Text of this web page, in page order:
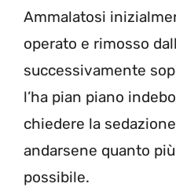
Ammalatosi
operato e rimosso
successivamente
l’ha pian piano
chiedere la
andarsene quanto
possibile.